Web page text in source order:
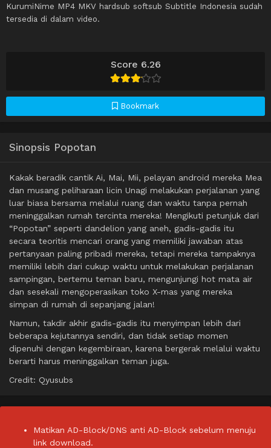
Score 6.26
Bookmark
KurumiNime MP4 MKV hardsub softsub Subtitle Indonesia sudah
tersedia di dalam video.
Sinopsis Popotan
Kakak beradik cantik Ai, Mai, Mii, pelayan android mereka Mea
dan musang peliharaan licin Unagi melakukan perjalanan yang
luar biasa bersama melalui ruang dan waktu tanpa pernah
meninggalkan rumah tercinta mereka! Mengikuti petunjuk dari
“Popotan” seperti dandelion yang aneh, gadis-gadis itu
secara teoritis mencari orang yang memiliki jawaban atas
pertanyaan paling pribadi mereka, tetapi mereka tampaknya
memiliki lebih dari cukup waktu untuk melakukan perjalanan
sampingan, bertemu teman baru, mengunjungi hot mata air
dan sesekali mengoperasikan toko X-mas yang mereka
simpan di rumah di sepanjang jalan!
Namun, takdir akhir gadis-gadis itu menyimpan lebih dari
beberapa kejutannya sendiri, dan tidak setiap momen
dipenuhi dengan kegembiraan, karena bergerak melalui waktu
berarti harus meninggalkan teman juga.
Credit: Qyusubs
Matikan AD-Block/DNS anti AD-Block sebelum menuju
link download.